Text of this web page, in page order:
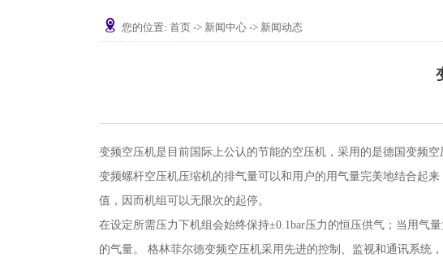
您的位置: 首页 -> 新闻中心 -> 新闻动态
变频空压机是目前国际上公认的节能的空压机，采用的是德国变频空
变频螺杆空压机压缩机的排气量可以和用户的用气量完美地结合起
值，因而机组可以无限次的起停。
在设定所需压力下机组会始终保持±0.1bar压力的恒压供气；当用气
的气量。 格林菲尔德变频空压机采用先进的控制、监视和通讯系统